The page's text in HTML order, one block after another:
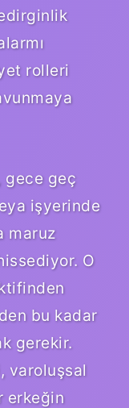
rolleri
gece geç
işyerinde
maruz
O
bu kadar
gerekir.
varoluşsal
erkeğin